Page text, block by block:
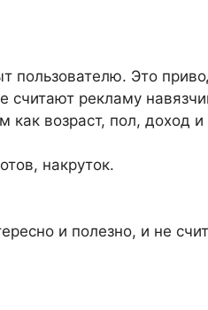
пользователю. Это
считают рекламу
возраст, пол, доход и
накруток.
и полезно, и не